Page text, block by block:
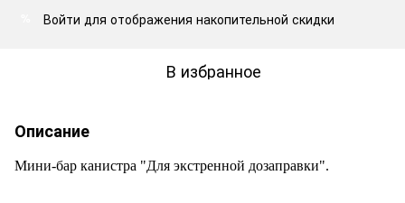
Войти для отображения накопительной скидки
В избранное
Описание
Мини-бар канистра "Для экстренной дозаправки".